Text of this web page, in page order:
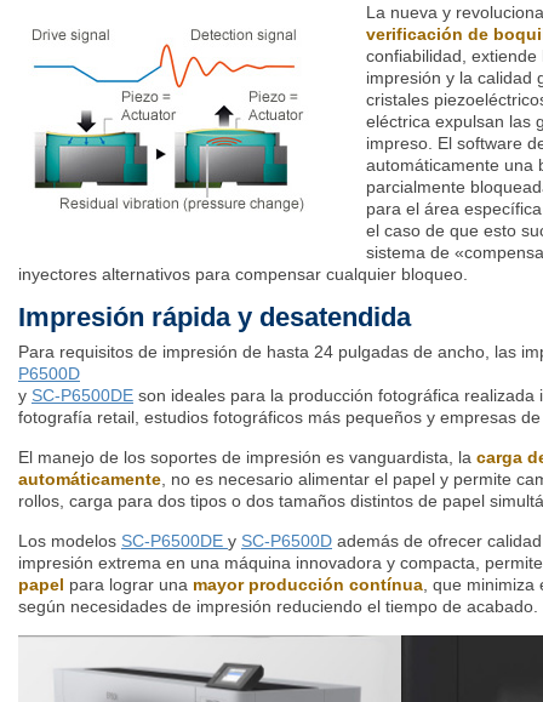
La nueva y
verificación de
confiabilidad,
impresión y la calidad
cristales
eléctrica expulsan las
impreso. El software
automáticamente una
parcialmente
para el área
el caso de que esto
sistema de
inyectores alternativos para compensar cualquier bloqueo.
Impresión rápida y desatendida
Para requisitos de impresión de hasta 24 pulgadas de ancho, las
P6500D
y SC-P6500DE son ideales para la producción fotográfica
fotografía retail, estudios fotográficos más pequeños y empresas
El manejo de los soportes de impresión es vanguardista, la carga
automáticamente , no es necesario alimentar el papel y permite
rollos, carga para dos tipos o dos tamaños distintos de papel
Los modelos SC-P6500DE y SC-P6500D además de ofrecer
impresión extrema en una máquina innovadora y compacta,
papel para lograr una mayor producción contínua , que
según necesidades de impresión reduciendo el tiempo de acabado.